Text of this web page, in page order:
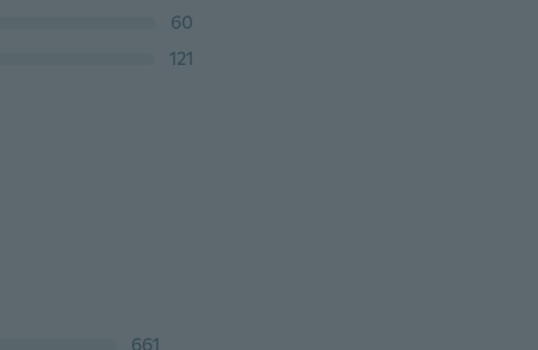
60
121
661